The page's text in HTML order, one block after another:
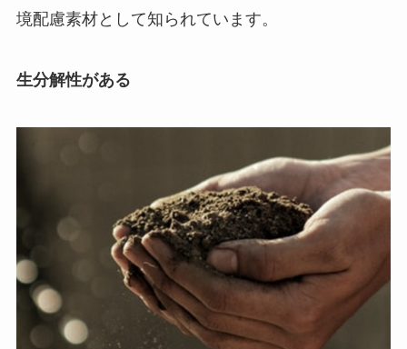
境配慮素材として知られています。
生分解性がある